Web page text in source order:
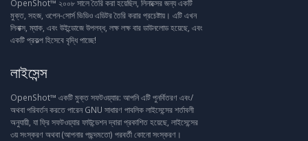
OpenShot™ ২০০৮ সালে তৈরি করা হয়েছিল, লিনাক্সের জন্য একটি
মুক্ত, সহজ, ওপেন-সোর্স ভিডিও এডিটর তৈরি করার প্রচেষ্টায়। এটি এখন
লিনাক্স, ম্যাক, এবং উইন্ডোজে উপলব্ধ, লক্ষ লক্ষ বার ডাউনলোড হয়েছে, এবং
একটি প্রকল্প হিসেবে বৃদ্ধি পাচ্ছে!
লাইসেন্স
OpenShot™ একটি মুক্ত সফটওয়্যার: আপনি এটি পুনর্বিতরণ এবং/
অথবা পরিবর্তন করতে পারেন GNU সাধারণ পাবলিক লাইসেন্সের শর্তাবলী
অনুযায়ী, যা ফ্রি সফটওয়্যার ফাউন্ডেশন দ্বারা প্রকাশিত হয়েছে, লাইসেন্সের
৩য় সংস্করণ অথবা (আপনার পছন্দমতো) পরবর্তী কোনো সংস্করণ।